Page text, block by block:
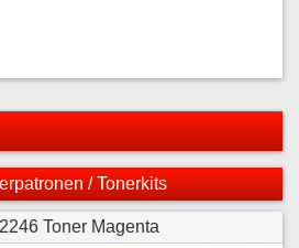
/ Tonerkits
Toner Magenta